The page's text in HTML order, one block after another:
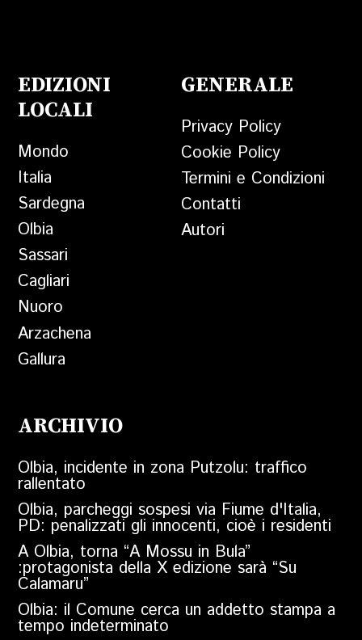
EDIZIONI
LOCALI
Mondo
Italia
Sardegna
Olbia
Sassari
Cagliari
Nuoro
Arzachena
Gallura
GENERALE
Privacy Policy
Cookie Policy
Termini e Condizioni
Contatti
Autori
ARCHIVIO
Olbia, incidente in zona Putzolu: traffico
rallentato
Olbia, parcheggi sospesi via Fiume d'Italia,
PD: penalizzati gli innocenti, cioè i residenti
A Olbia, torna “A Mossu in Bula”
:protagonista della X edizione sarà “Su
Calamaru”
Olbia: il Comune cerca un addetto stampa a
tempo indeterminato